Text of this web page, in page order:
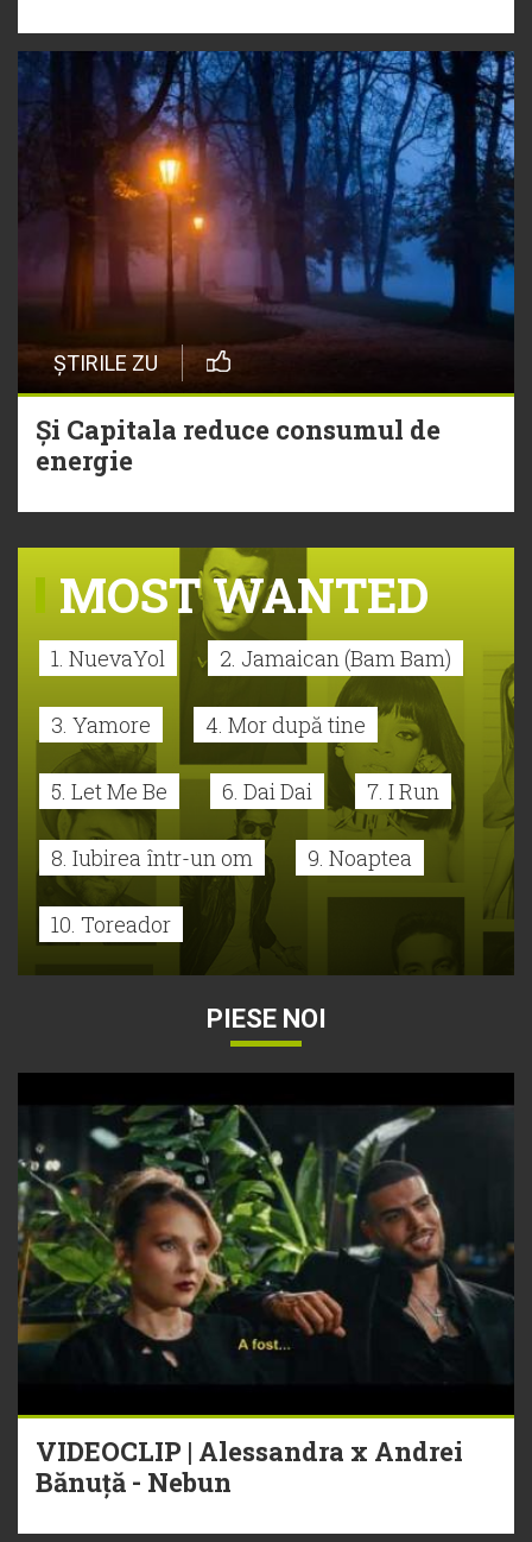
ȘTIRILE ZU
Și Capitala reduce consumul de
energie
MOST WANTED
1. NuevaYol 2. Jamaican (Bam Bam)
3. Yamore 4. Mor după tine
5. Let Me Be 6. Dai Dai 7. I Run
8. Iubirea într-un om 9. Noaptea
10. Toreador
PIESE NOI
VIDEOCLIP | Alessandra x Andrei
Bănuță - Nebun